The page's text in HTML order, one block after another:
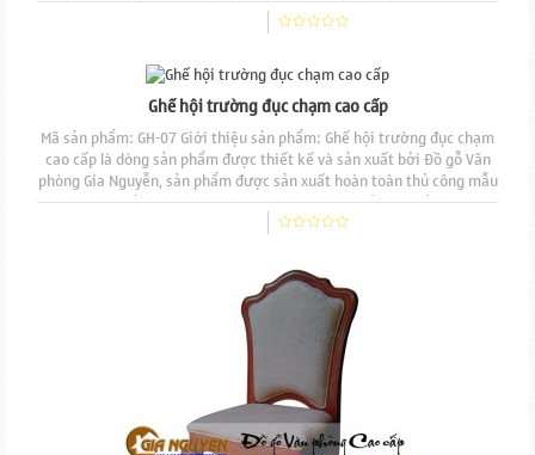
Nguyễn, sản phẩm được sản xuất hoàn toàn thủ công mẫu mã đẹp,
Ghế hội trường đục chạm cao cấp
Mã sản phẩm: GH-07 Giới thiệu sản phẩm: Ghế hội trường đục chạm
cao cấp là dòng sản phẩm được thiết kế và sản xuất bởi Đồ gỗ Văn
phòng Gia Nguyễn, sản phẩm được sản xuất hoàn toàn thủ công mẫu
mã đẹp, độ bền cao, đường nét đục chạm tinh tế. Mặt ngồi và tựa
lưng nệm mút đúc, bọc nỉ, viền tán đinh đồng.Chất liệu gỗ tự nhiên